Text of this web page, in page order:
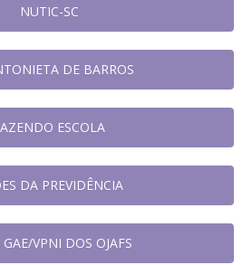
NUTIC-SC
DE BARROS
ESCOLA
DA PREVIDÊNCIA
VPNI DOS OJAFS